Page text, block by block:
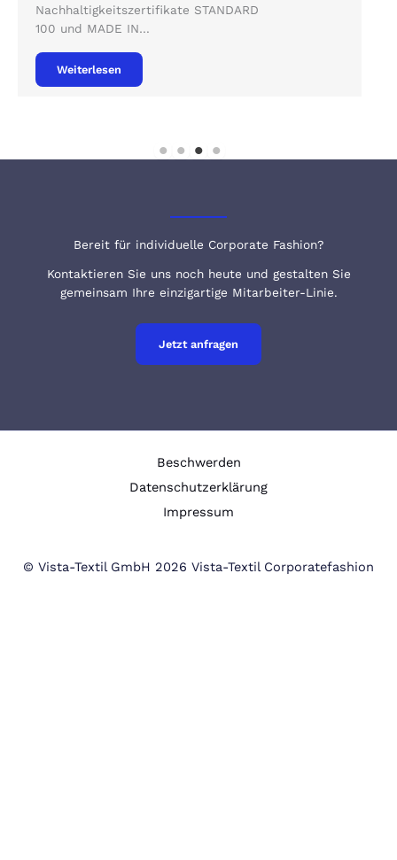
Nachhaltigkeitszertifikate STANDARD
100 und MADE IN…
Weiterlesen
Bereit für individuelle Corporate Fashion?
Kontaktieren Sie uns noch heute und gestalten Sie
gemeinsam Ihre einzigartige Mitarbeiter-Linie.
Jetzt anfragen
Beschwerden
Datenschutzerklärung
Impressum
© Vista-Textil GmbH 2026 Vista-Textil Corporatefashion